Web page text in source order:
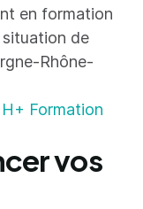
en formation
situation de
Rhône-
Formation
vos